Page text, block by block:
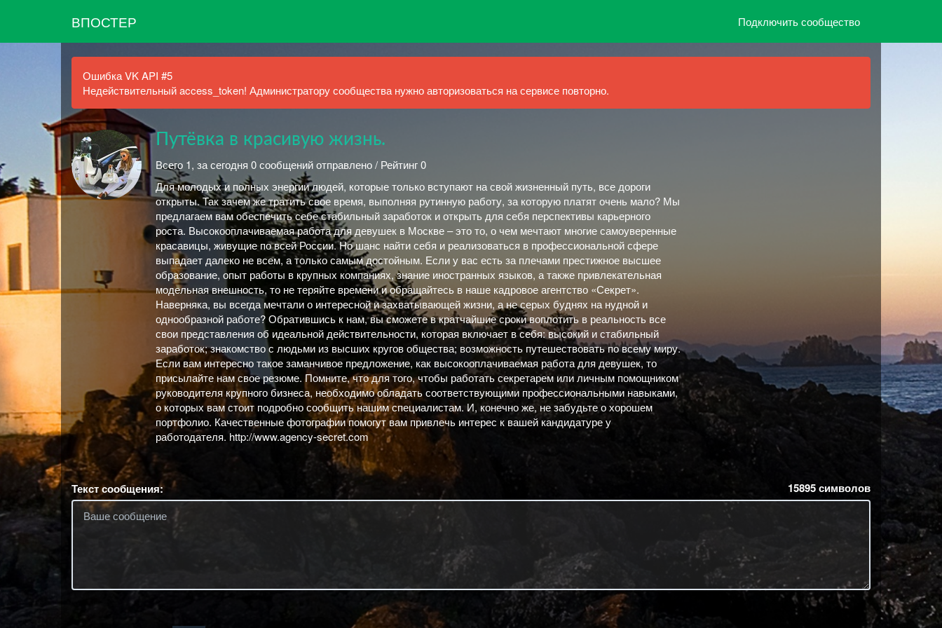
ВПОСТЕР Подключить сообщество
Ошибка VK API #5
Недействительный access_token! Администратору сообщества нужно авторизоваться на сервисе повторно.
Путёвка в красивую жизнь.
Всего 1, за сегодня 0 сообщений отправлено / Рейтинг 0
Для молодых и полных энергии людей, которые только вступают на свой жизненный путь, все дороги
открыты. Так зачем же тратить свое время, выполняя рутинную работу, за которую платят очень мало? Мы
предлагаем вам обеспечить себе стабильный заработок и открыть для себя перспективы карьерного
роста. Высокооплачиваемая работа для девушек в Москве – это то, о чем мечтают многие самоуверенные
красавицы, живущие по всей России. Но шанс найти себя и реализоваться в профессиональной сфере
выпадает далеко не всем, а только самым достойным. Если у вас есть за плечами престижное высшее
образование, опыт работы в крупных компаниях, знание иностранных языков, а также привлекательная
модельная внешность, то не теряйте времени и обращайтесь в наше кадровое агентство «Секрет».
Наверняка, вы всегда мечтали о интересной и захватывающей жизни, а не серых буднях на нудной и
однообразной работе? Обратившись к нам, вы сможете в кратчайшие сроки воплотить в реальность все
свои представления об идеальной действительности, которая включает в себя: высокий и стабильный
заработок; знакомство с людьми из высших кругов общества; возможность путешествовать по всему миру.
Если вам интересно такое заманчивое предложение, как высокооплачиваемая работа для девушек, то
присылайте нам свое резюме. Помните, что для того, чтобы работать секретарем или личным помощником
руководителя крупного бизнеса, необходимо обладать соответствующими профессиональными навыками,
о которых вам стоит подробно сообщить нашим специалистам. И, конечно же, не забудьте о хорошем
портфолио. Качественные фотографии помогут вам привлечь интерес к вашей кандидатуре у
работодателя. http://www.agency-secret.com
Текст сообщения: 15895символов